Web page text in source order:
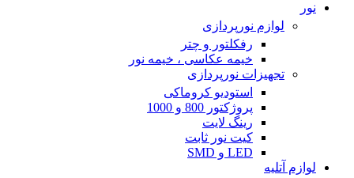
نور
لوازم نورپردازی
رفکلتور و چتر
خیمه عکاسی ، خیمه نور
تجهیزات نورپردازی
استودیو کروماکی
پروژکتور 800 و 1000
رینگ لایت
کیت نور ثابت
LED و SMD
لوازم آتلیه